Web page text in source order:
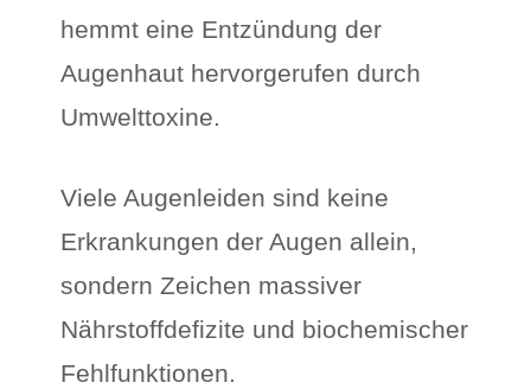
hemmt eine Entzündung der
Augenhaut hervorgerufen durch
Umwelttoxine.
Viele Augenleiden sind keine
Erkrankungen der Augen allein,
sondern Zeichen massiver
Nährstoffdefizite und biochemischer
Fehlfunktionen.